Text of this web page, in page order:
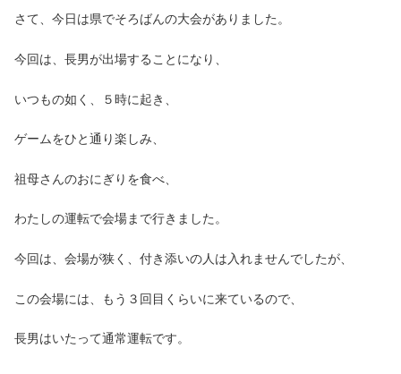
さて、今日は県でそろばんの大会がありました。
今回は、長男が出場することになり、
いつもの如く、５時に起き、
ゲームをひと通り楽しみ、
祖母さんのおにぎりを食べ、
わたしの運転で会場まで行きました。
今回は、会場が狭く、付き添いの人は入れませんでしたが、
この会場には、もう３回目くらいに来ているので、
長男はいたって通常運転です。